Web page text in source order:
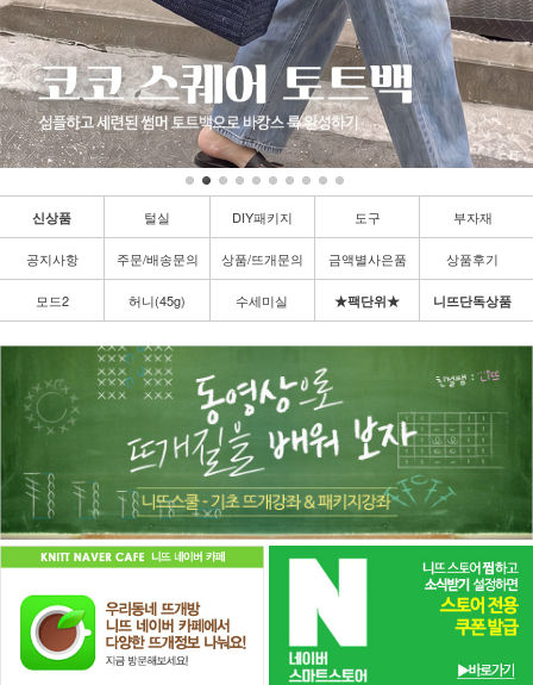
신상품 털실 DIY패키지 도구 부자재
공지사항 주문/배송문의 상품/뜨개문의 금액별사은품 상품후기
모드2 허니(45g) 수세미실 ★팩단위★ 니뜨단독상품